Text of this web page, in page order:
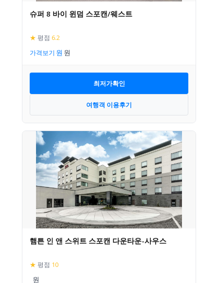
슈퍼 8 바이 윈덤 스포캔/웨스트
★ 평점 6.2
가격보기
최저가확인
여행객 이용후기
햄튼 인 앤 스위트 스포캔 다운타운-사우스
★ 평점 10